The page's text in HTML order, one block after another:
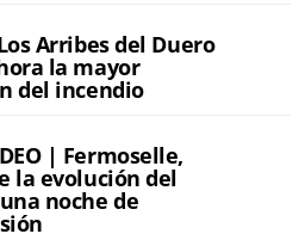
Arribes del Duero
la mayor
del incendio
| Fermoselle,
la evolución del
noche de